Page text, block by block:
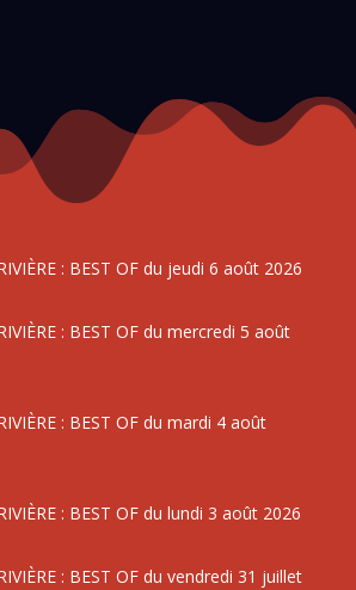
: BEST OF du jeudi 6 août 2026
: BEST OF du mercredi 5 août
: BEST OF du mardi 4 août
: BEST OF du lundi 3 août 2026
: BEST OF du vendredi 31 juillet